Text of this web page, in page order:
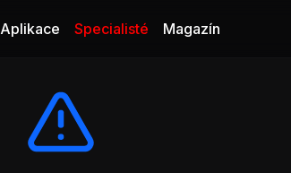
Aplikace Specialisté Magazín